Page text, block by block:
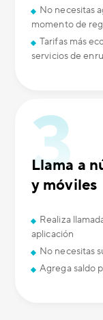
No necesitas
momento de
Tarifas más
servicios de
Llama a
y móviles
Realiza
aplicación
No necesitas
Agrega saldo